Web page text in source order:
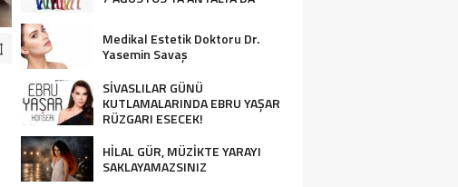
Medikal Estetik Doktoru Dr.
Yasemin Savaş
SİVASLILAR GÜNÜ
KUTLAMALARINDA EBRU YAŞAR
RÜZGARI ESECEK!
HİLAL GÜR, MÜZİKTE YARAYI
SAKLAYAMAZSINIZ